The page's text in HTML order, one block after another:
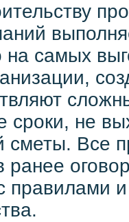
на самых
сроки, не
сметы. Все
ранее
правилами